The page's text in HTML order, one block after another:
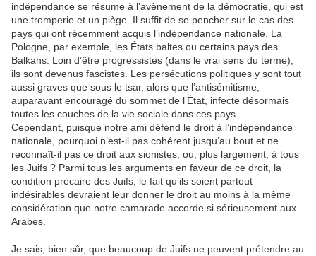
indépendance se résume à l’avènement de la démocratie, qui est
une tromperie et un piège. Il suffit de se pencher sur le cas des
pays qui ont récemment acquis l’indépendance nationale. La
Pologne, par exemple, les États baltes ou certains pays des
Balkans. Loin d’être progressistes (dans le vrai sens du terme),
ils sont devenus fascistes. Les persécutions politiques y sont tout
aussi graves que sous le tsar, alors que l’antisémitisme,
auparavant encouragé du sommet de l’État, infecte désormais
toutes les couches de la vie sociale dans ces pays.
Cependant, puisque notre ami défend le droit à l’indépendance
nationale, pourquoi n’est-il pas cohérent jusqu’au bout et ne
reconnaît-il pas ce droit aux sionistes, ou, plus largement, à tous
les Juifs ? Parmi tous les arguments en faveur de ce droit, la
condition précaire des Juifs, le fait qu’ils soient partout
indésirables devraient leur donner le droit au moins à la même
considération que notre camarade accorde si sérieusement aux
Arabes.
Je sais, bien sûr, que beaucoup de Juifs ne peuvent prétendre au